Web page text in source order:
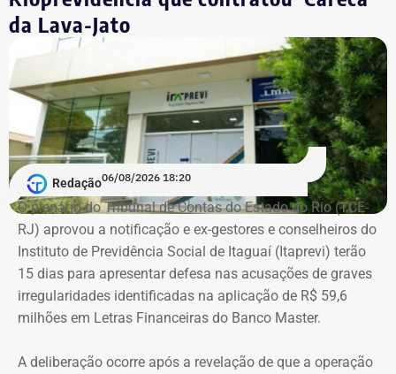
Empresário do setor de seguros
De acordo com os dados do registro de candidatura, Alex
Melim nasceu no Rio de Janeiro em 2 de junho de 1976, é
casado, possui ensino médio completo e declarou exercer
a profissão de empresário.
Em documento de consulta pública da Casa da Moeda do
Brasil, Alex Ofredi Melim aparece como representante da
Melim Corretora de Seguros Ltda., empresa que atua no
setor de seguros e planos de saúde.
da Lava-Jato
Redação06/08/2026 18:20
O plenário do Tribunal de Contas do Estado do Rio (TCE-
RJ) aprovou a notificação e ex-gestores e conselheiros do
Instituto de Previdência Social de Itaguaí (Itaprevi) terão
15 dias para apresentar defesa nas acusações de graves
irregularidades identificadas na aplicação de R$ 59,6
milhões em Letras Financeiras do Banco Master.
A deliberação ocorre após a revelação de que a operação